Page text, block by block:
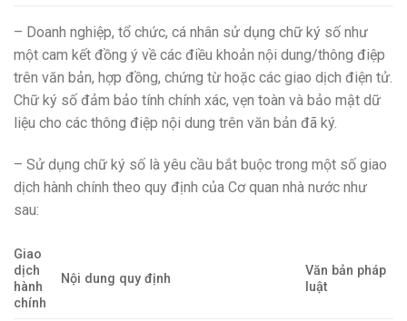
– Doanh nghiệp, tổ chức, cá nhân sử dụng chữ ký số như
một cam kết đồng ý về các điều khoản nội dung/thông điệp
trên văn bản, hợp đồng, chứng từ hoặc các giao dịch điện tử.
Chữ ký số đảm bảo tính chính xác, vẹn toàn và bảo mật dữ
liệu cho các thông điệp nội dung trên văn bản đã ký.
– Sử dụng chữ ký số là yêu cầu bắt buộc trong một số giao
dịch hành chính theo quy định của Cơ quan nhà nước như
sau:
Giao
dịch
hành
chính
Nội dung quy định
Văn bản pháp
luật